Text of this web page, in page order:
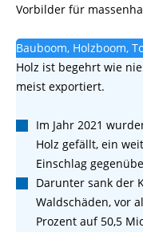
Vorbilder für
Bauboom, Holzboom,
Holz ist begehrt wie
meist exportiert.
Im Jahr 2021
Holz gefällt, ein
Einschlag
Darunter sank der
Waldschäden, vor
Prozent auf 50,5